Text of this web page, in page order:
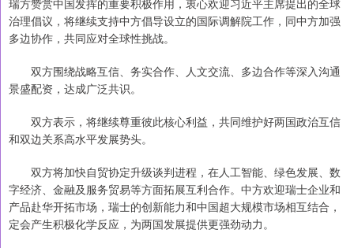
瑞方赞赏中国发挥的重要积极作用，衷心欢迎习近平主席提出的全球
治理倡议，将继续支持中方倡导设立的国际调解院工作，同中方加强
多边协作，共同应对全球性挑战。
双方围绕战略互信、务实合作、人文交流、多边合作等深入沟通
景盛配资，达成广泛共识。
双方表示，将继续尊重彼此核心利益，共同维护好两国政治互信
和双边关系高水平发展势头。
双方将加快自贸协定升级谈判进程，在人工智能、绿色发展、数
字经济、金融及服务贸易等方面拓展互利合作。中方欢迎瑞士企业和
产品赴华开拓市场，瑞士的创新能力和中国超大规模市场相互结合，
定会产生积极化学反应，为两国发展提供更强劲动力。